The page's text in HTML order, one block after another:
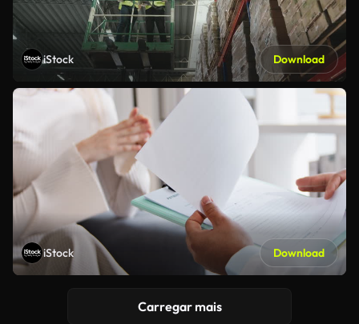
iStock Download
iStock Download
Carregar mais